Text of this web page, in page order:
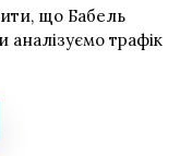
що Бабель
трафік